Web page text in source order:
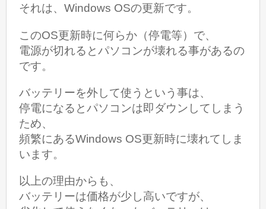
それは、Windows OSの更新です。
このOS更新時に何らか（停電等）で、
電源が切れるとパソコンが壊れる事があるの
です。
バッテリーを外して使うという事は、
停電になるとパソコンは即ダウンしてしまう
ため、
頻繁にあるWindows OS更新時に壊れてしま
います。
以上の理由からも、
バッテリーは価格が少し高いですが、